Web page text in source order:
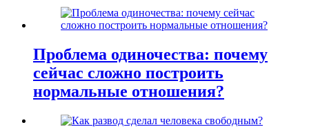
Проблема одиночества: почему
сейчас сложно построить
нормальные отношения?